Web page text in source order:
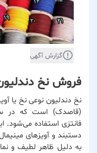
گزارش آگهی
فروش نخ
نخ دندلیون نوعی نخ یا
(قاصدک) است که در
فانتزی استفاده می‌شود.
دستبند و آویزهای
به دلیل ظاهر لطیف و